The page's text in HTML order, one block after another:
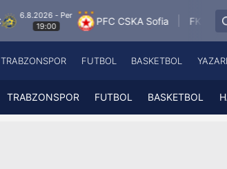
PFC CSKA Sofia FK Jablonec
6.8.2026 -
19:00
Fenerbahçe
Galatasaray
A Spor
ATV
TRABZONSPOR FUTBOL BASKETBOL
TRABZONSPOR FUTBOL BASKETBOL